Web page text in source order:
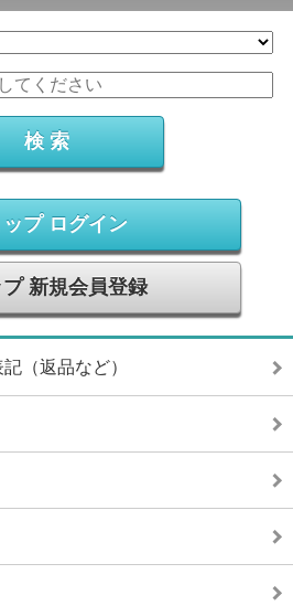
プ ログイン
プ 新規会員登録
（返品など）